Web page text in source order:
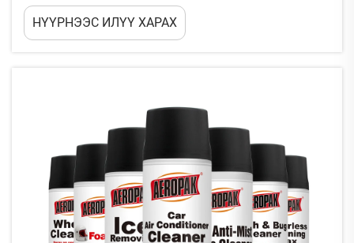
байдал, агаарын чанар, амьдралын урт хугацаанд машины үнэ
хамаардаг. Дотоод цэвэрлэх бүтээдүүд онцгой хөгжсөн...
НҮҮРНЭЭС ИЛҮҮ ХАРАХ